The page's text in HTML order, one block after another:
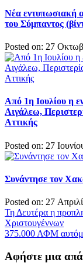
Νέα εντυπωσιακή
του Σύμπαντος
Posted on: 27
Από 1η Ιουλίου η
Αιγάλεω,
Αττικής
Posted on: 27
Συνάντησε τον
Posted on: 27
Πλοήγηση
άρθρων
Τη Δευτέρα η
Χριστουγέννων
375.000 ΑΦΜ
Αφήστε μια